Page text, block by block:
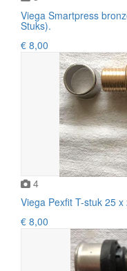
Viega Smartpress
Stuks).
€ 8,00
4
Viega Pexfit T-stuk 25
€ 8,00